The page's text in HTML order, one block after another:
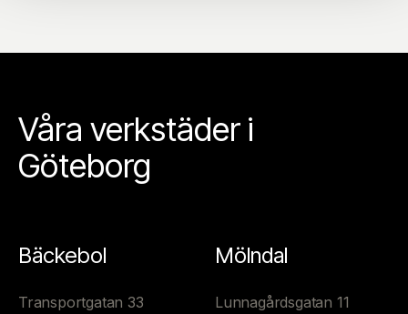
Våra verkstäder i
Göteborg
Bäckebol
Transportgatan 33
Mölndal
Lunnagårdsgatan 11